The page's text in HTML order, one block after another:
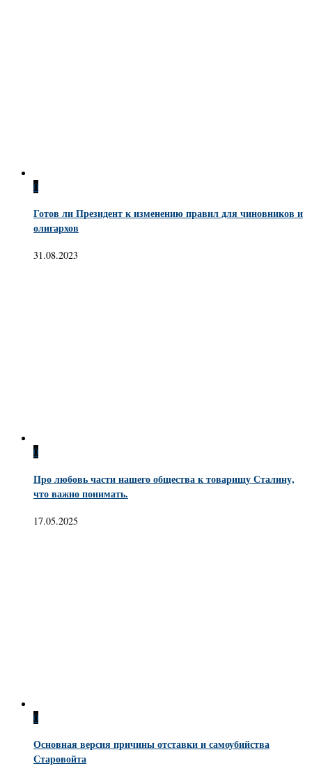
0
Готов ли Президент к изменению правил для чиновников и
олигархов
31.08.2023
0
Про любовь части нашего общества к товарищу Сталину,
что важно понимать.
17.05.2025
0
Основная версия причины отставки и самоубийства
Старовойта